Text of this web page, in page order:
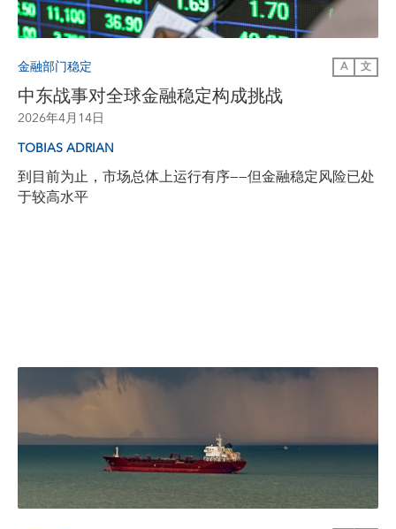
金融部门稳定 A 文
中东战事对全球金融稳定构成挑战
2026年4月14日
TOBIAS ADRIAN
到目前为止，市场总体上运行有序——但金融稳定风险已处
于较高水平